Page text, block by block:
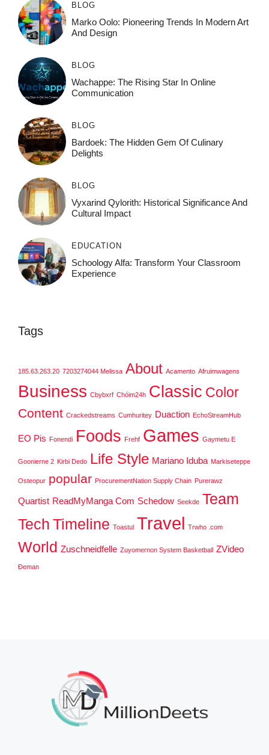
BLOG
Marko Oolo: Pioneering Trends In Modern Art
And Design
BLOG
Wachappe: The Rising Star In Online
Communication
BLOG
Bardoek: The Hidden Gem Of Culinary
Delights
BLOG
Vyxarind Qylorith: Historical Significance And
Cultural Impact
EDUCATION
Schoology Alfa: Transform Your Classroom
Experience
Tags
185.63.263.20 7203274044 Melissa About Acamento Afruimwagens
Business Cbybxrf Chóim24h Classic Color
Content Crackedstreams Cumhuritey Duaction EchoStreamHub
EO Pis Fonendi Foods Frehf Games Gaymetu E
Goonierne 2 Kirbi Dedo Life Style Mariano Iduba Markiseteppe
Osteopur popular ProcurementNation Supply Chain Purerawz
Quartist ReadMyManga Com Schedow Seekde Team
Tech Timeline Toastul Travel Trwho .com
World Zuschneidfelle Zuyomernon System Basketball ZVideo
Đeman